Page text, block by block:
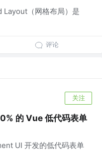
Layout（网格布局）是
评论
关注
的 Vue 低代码表单
UI 开发的低代码表单